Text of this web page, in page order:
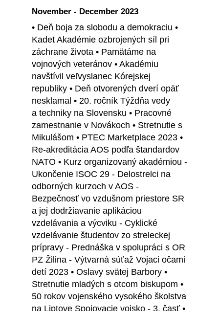
November - December 2023
• Deň boja za slobodu a demokraciu •
Kadet Akadémie ozbrojených síl pri
záchrane života • Pamätáme na
vojnových veteránov • Akadémiu
navštívil veľvyslanec Kórejskej
republiky • Deň otvorených dverí opäť
nesklamal • 20. ročník Týždňa vedy
a techniky na Slovensku • Pracovné
zamestnanie v Novákoch • Stretnutie s
Mikulášom • PTEC Marketplace 2023 •
Re-akreditácia AOS podľa štandardov
NATO • Kurz organizovaný akadémiou -
Ukončenie ISOC 29 - Delostrelci na
odborných kurzoch v AOS -
Bezpečnosť vo vzdušnom priestore SR
a jej dodržiavanie aplikáciou
vzdelávania a výcviku - Cyklické
vzdelávanie študentov zo streleckej
prípravy - Prednáška v spolupráci s OR
PZ Žilina - Výtvarná súťaž Vojaci očami
detí 2023 • Oslavy svätej Barbory •
Stretnutie mladých s otcom biskupom •
50 rokov vojenského vysokého školstva
na Liptove Spojovacie vojsko - 3. časť •